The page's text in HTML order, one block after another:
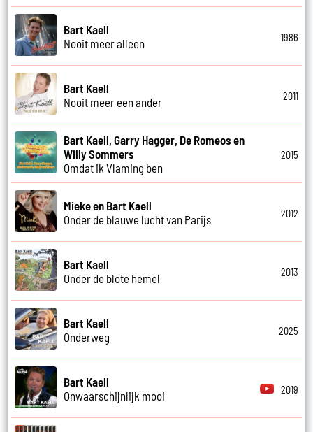
Bart Kaell
Nooit meer alleen
1986
Bart Kaell
Nooit meer een ander
2011
Bart Kaell, Garry Hagger, De Romeos en
Willy Sommers
Omdat ik Vlaming ben
2015
Mieke en Bart Kaell
Onder de blauwe lucht van Parijs
2012
Bart Kaell
Onder de blote hemel
2013
Bart Kaell
Onderweg
2025
Bart Kaell
Onwaarschijnlijk mooi
2019